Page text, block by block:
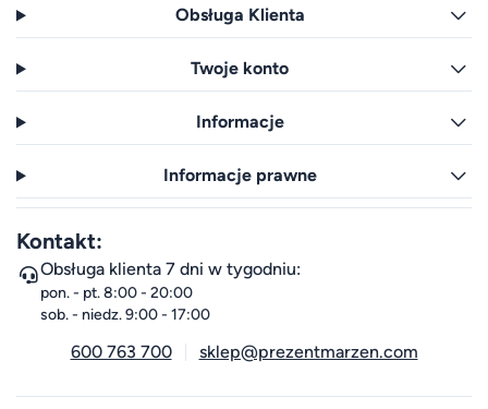
Obsługa Klienta
Twoje konto
Informacje
Informacje prawne
Kontakt:
Obsługa klienta 7 dni w tygodniu:
pon. - pt. 8:00 - 20:00
sob. - niedz. 9:00 - 17:00
600 763 700 sklep@prezentmarzen.com